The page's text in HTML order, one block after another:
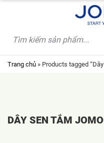
Trang chủ » Products tagged
DÂY SEN TẮM